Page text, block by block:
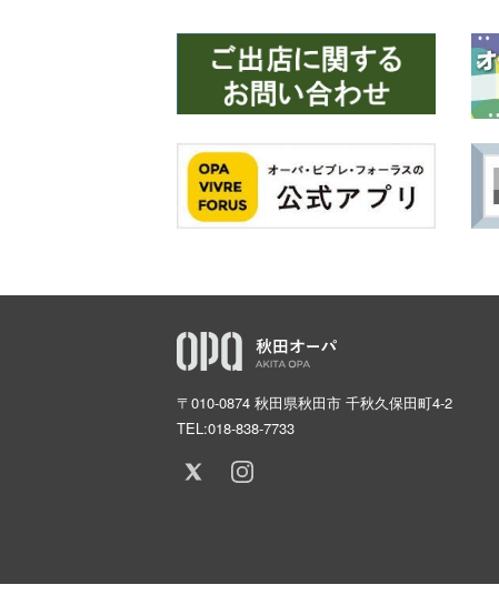
〒010-0874 秋田県秋田市 千秋久保田町4-2
TEL:018-838-7733